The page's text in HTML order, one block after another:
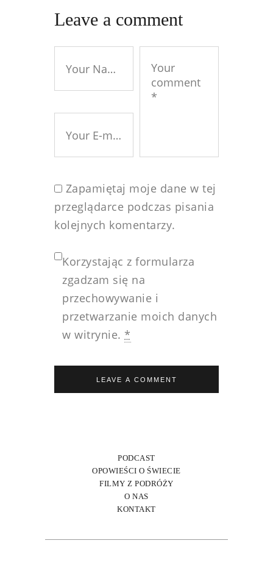
Leave a comment
Zapamiętaj moje dane w tej
przeglądarce podczas pisania
kolejnych komentarzy.
Korzystając z formularza
zgadzam się na
przechowywanie i
przetwarzanie moich danych
w witrynie. *
PODCAST
OPOWIEŚCI O ŚWIECIE
FILMY Z PODRÓŻY
O NAS
KONTAKT